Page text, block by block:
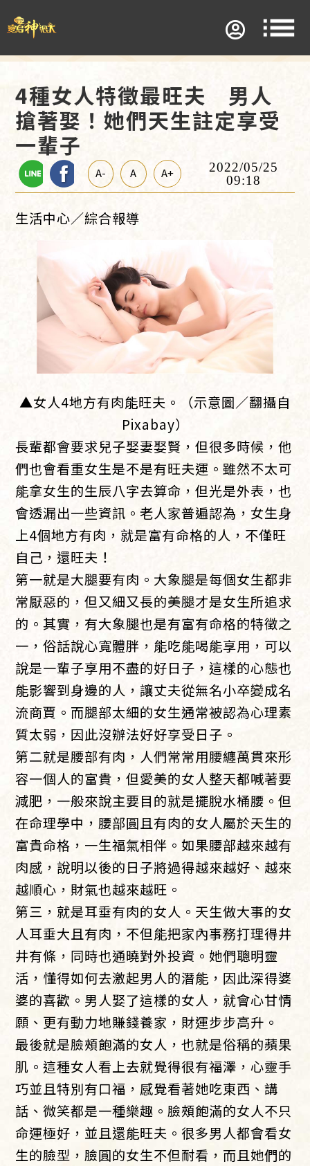
4種女人特徵最旺夫 男人
搶著娶！她們天生註定享受
一輩子
A- A A+
2022/05/25
09:18
生活中心／綜合報導
▲女人4地方有肉能旺夫。（示意圖／翻攝自
Pixabay）
長輩都會要求兒子娶妻娶賢，但很多時候，他
們也會看重女生是不是有旺夫運。雖然不太可
能拿女生的生辰八字去算命，但光是外表，也
會透漏出一些資訊。老人家普遍認為，女生身
上4個地方有肉，就是富有命格的人，不僅旺
自己，還旺夫！
第一就是大腿要有肉。大象腿是每個女生都非
常厭惡的，但又細又長的美腿才是女生所追求
的。其實，有大象腿也是有富有命格的特徵之
一，俗話說心寬體胖，能吃能喝能享用，可以
說是一輩子享用不盡的好日子，這樣的心態也
能影響到身邊的人，讓丈夫從無名小卒變成名
流商賈。而腿部太細的女生通常被認為心理素
質太弱，因此沒辦法好好享受日子。
第二就是腰部有肉，人們常常用腰纏萬貫來形
容一個人的富貴，但愛美的女人整天都喊著要
減肥，一般來說主要目的就是擺脫水桶腰。但
在命理學中，腰部圓且有肉的女人屬於天生的
富貴命格，一生福氣相伴。如果腰部越來越有
肉感，說明以後的日子將過得越來越好、越來
越順心，財氣也越來越旺。
第三，就是耳垂有肉的女人。天生做大事的女
人耳垂大且有肉，不但能把家內事務打理得井
井有條，同時也通曉對外投資。她們聰明靈
活，懂得如何去激起男人的潛能，因此深得婆
婆的喜歡。男人娶了這樣的女人，就會心甘情
願、更有動力地賺錢養家，財運步步高升。
最後就是臉頰飽滿的女人，也就是俗稱的蘋果
肌。這種女人看上去就覺得很有福澤，心靈手
巧並且特別有口福，感覺看著她吃東西、講
話、微笑都是一種樂趣。臉頰飽滿的女人不只
命運極好，並且還能旺夫。很多男人都會看女
生的臉型，臉圓的女生不但耐看，而且她們的